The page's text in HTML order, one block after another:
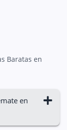
Baratas en
en